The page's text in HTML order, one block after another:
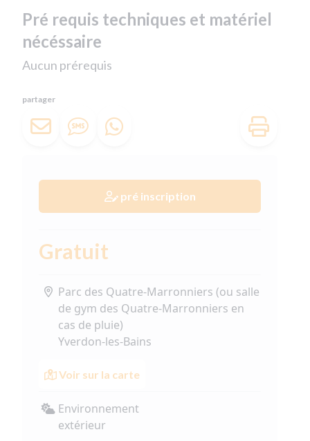
Pré requis techniques et matériel
nécéssaire
Aucun prérequis
partager
pré inscription
Gratuit
Parc des Quatre-Marronniers (ou salle
de gym des Quatre-Marronniers en
cas de pluie)
Yverdon-les-Bains
Voir sur la carte
Environnement
extérieur